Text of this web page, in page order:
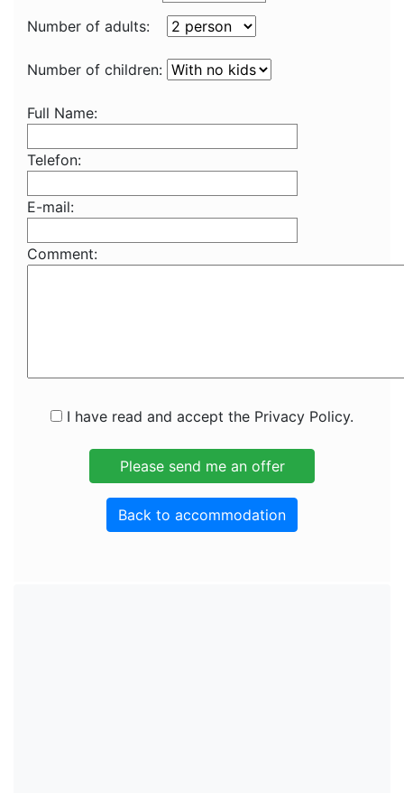
Number of adults:
Number of children:
Full Name:
Telefon:
E-mail:
Comment:
I have read and accept the Privacy Policy.
Back to accommodation